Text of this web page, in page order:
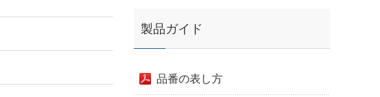
製品ガイド
品番の表し方